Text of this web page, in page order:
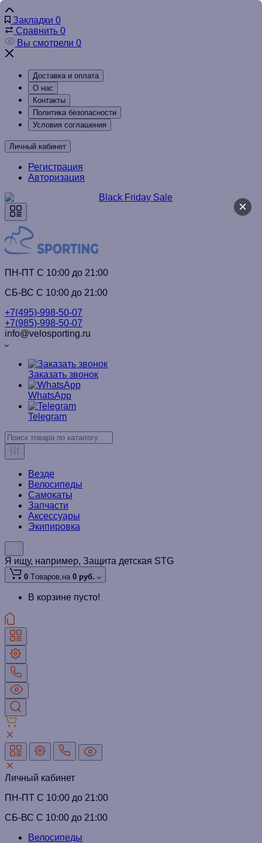
Закладки 0
Сравнить 0
Вы смотрели 0
Доставка и оплата
О нас
Контакты
Политика безопасности
Условия соглашения
Личный кабинет
Регистрация
Авторизация
×
ПН-ПТ C 10:00 до 21:00
СБ-ВС С 10:00 до 21:00
+7(495)-998-50-07
+7(985)-998-50-07
info@velosporting.ru
Заказать звонок
WhatsApp
Telegram
Везде
Велосипеды
Самокаты
Запчасти
Аксессуары
Экипировка
Я ищу, например, Защита детская STG
0 Tоваров,на 0 руб.
В корзине пусто!
Личный кабинет
ПН-ПТ C 10:00 до 21:00
СБ-ВС С 10:00 до 21:00
Велосипеды